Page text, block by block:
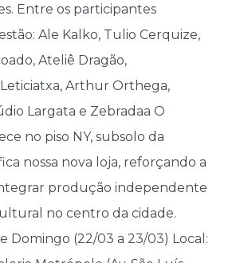
Entre os participantes
Ale Kalko, Tulio Cerquize,
Ateliê Dragão,
Arthur Orthega,
Largata e Zebradaa O
no piso NY, subsolo da
nossa nova loja, reforçando a
produção independente
no centro da cidade.
Domingo (22/03 a 23/03) Local: